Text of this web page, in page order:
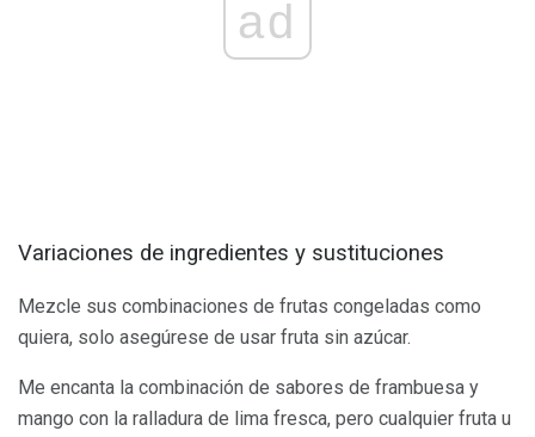
ad
Variaciones de ingredientes y sustituciones
Mezcle sus combinaciones de frutas congeladas como
quiera, solo asegúrese de usar fruta sin azúcar.
Me encanta la combinación de sabores de frambuesa y
mango con la ralladura de lima fresca, pero cualquier fruta u